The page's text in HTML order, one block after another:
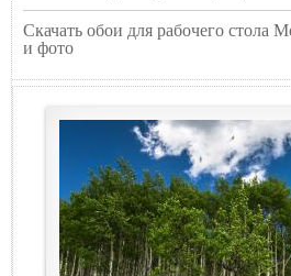
Скачать обои для рабочего стола
и фото